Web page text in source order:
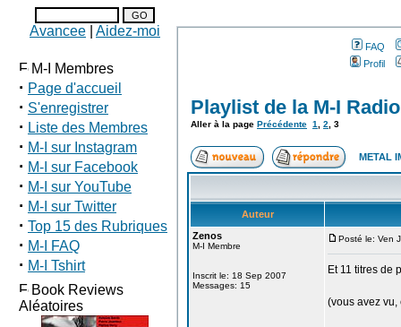
Avancee Aidez-moi
M-I Membres
· Page d'accueil
· S'enregistrer
· Liste des Membres
· M-I sur Instagram
· M-I sur Facebook
· M-I sur YouTube
· M-I sur Twitter
· Top 15 des Rubriques
· M-I FAQ
· M-I Tshirt
Book Reviews
Aléatoires
FAQ
Profil
Playlist de la M-I
Aller à la page Précédente 1 2 3
METAL
Auteur
Zenos
M-I Membre
Inscrit le: 18 Sep 2007
Messages: 15
Posté le: Ven
Et 11 titres de
(vous avez